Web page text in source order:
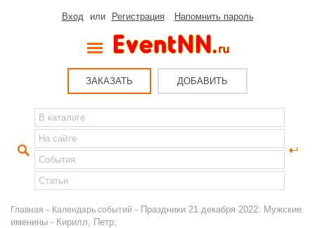
Вход или Регистрация Напомнить пароль
ЗАКАЗАТЬ ДОБАВИТЬ
Главная - Календарь событий - Праздники 21 декабря 2022: Мужские
именины - Кирилл, Петр;